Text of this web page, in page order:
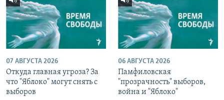
07 АВГУСТА 2026
Откуда главная угроза? За
что "Яблоко" могут снять с
выборов
06 АВГУСТА 2026
Памфиловская
"прозрачность" выборов,
война и "Яблоко"